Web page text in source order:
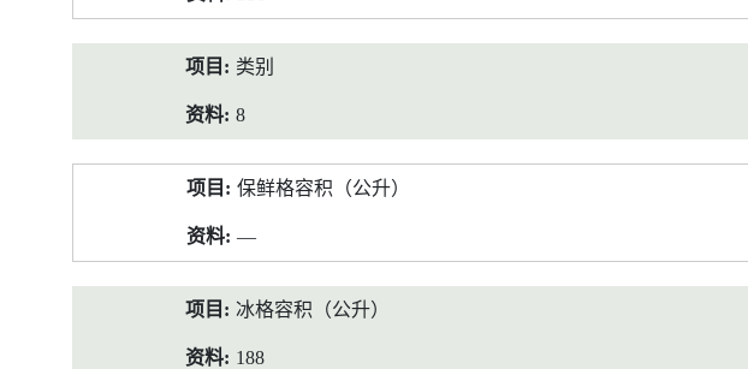
类别
8
保鲜格容积（公升）
—
冰格容积（公升）
188